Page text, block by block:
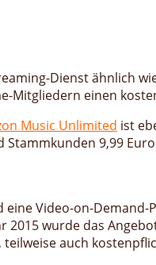
Dienst ähnlich
Mitgliedern einen
Music Unlimited ist
9,99
Video-on-
2015 wurde das
auch